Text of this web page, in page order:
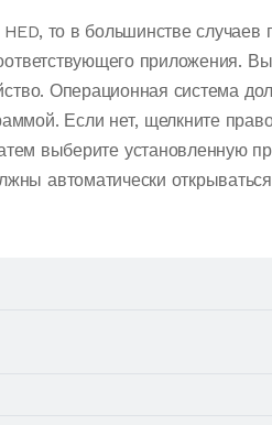
то в большинстве случаев
приложения.
Операционная система
Если нет, щелкните
выберите установленную
автоматически